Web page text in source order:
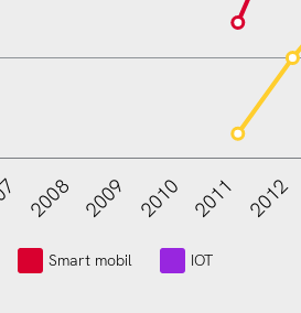
2008 2009 2010 2011 2012
Smart mobil IOT